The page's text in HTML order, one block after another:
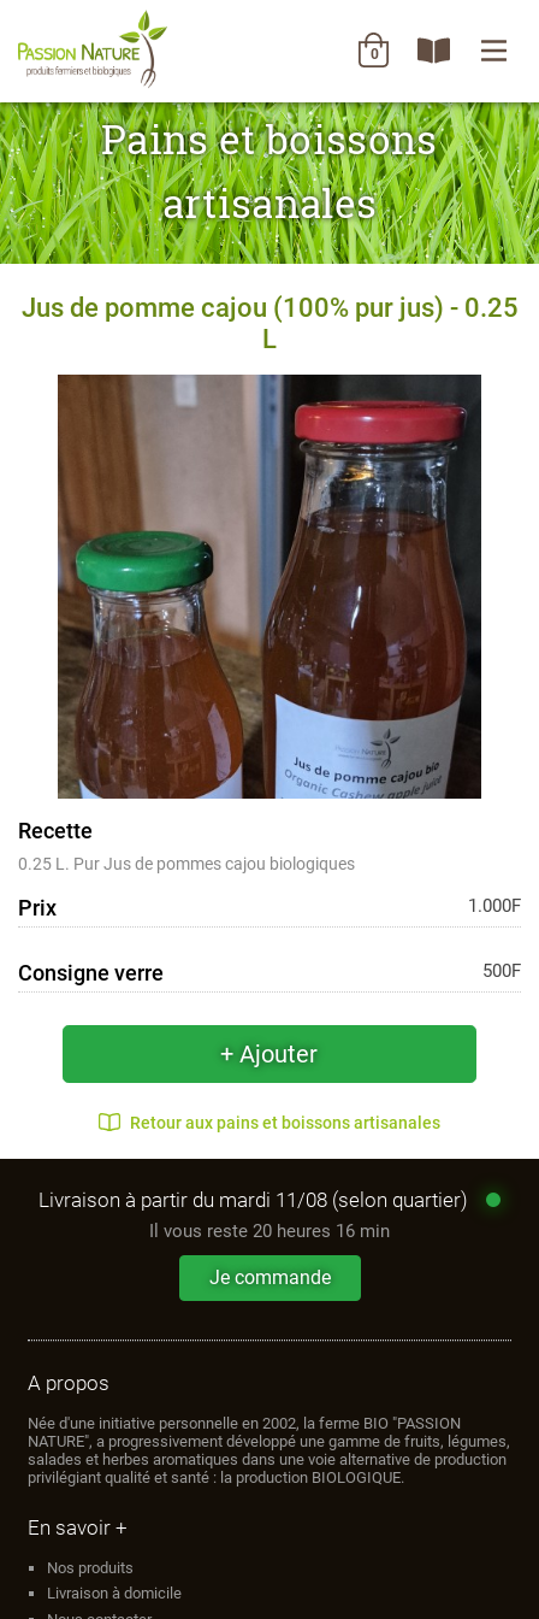
0
Pains et boissons
artisanales
Jus de pomme cajou (100% pur jus) - 0.25
L
Recette
0.25 L. Pur Jus de pommes cajou biologiques
Prix 1.000F
Consigne verre 500F
+ Ajouter
Retour aux pains et boissons artisanales
Livraison à partir du mardi 11/08 (selon quartier)
Il vous reste 20 heures 16 min
Je commande
A propos
Née d'une initiative personnelle en 2002, la ferme BIO "PASSION
NATURE", a progressivement développé une gamme de fruits, légumes,
salades et herbes aromatiques dans une voie alternative de production
privilégiant qualité et santé : la production BIOLOGIQUE.
En savoir +
Nos produits
Livraison à domicile